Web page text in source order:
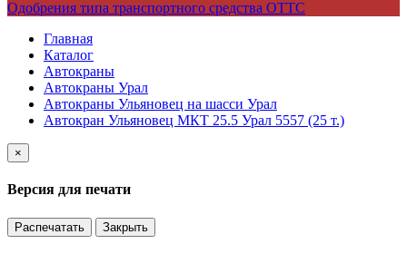
Одобрения типа транспортного средства ОТТС
Главная
Каталог
Автокраны
Автокраны Урал
Автокраны Ульяновец на шасси Урал
Автокран Ульяновец МКТ 25.5 Урал 5557 (25 т.)
×
Версия для печати
Распечатать Закрыть